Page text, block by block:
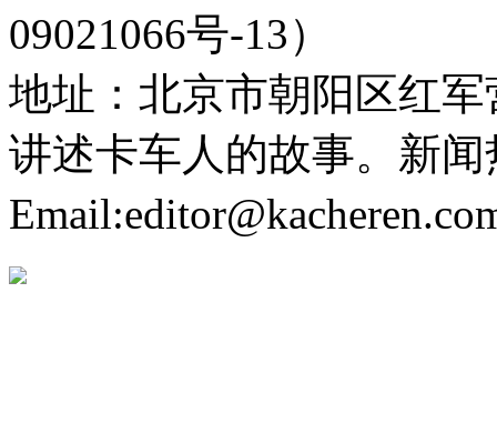
09021066号-13）
地址：北京市朝阳区红
讲述卡车人的故事。新闻